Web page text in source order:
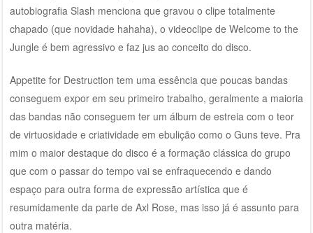
autobiografia Slash menciona que gravou o clipe totalmente
chapado (que novidade hahaha), o videoclipe de Welcome to the
Jungle é bem agressivo e faz jus ao conceito do disco.
Appetite for Destruction tem uma essência que poucas bandas
conseguem expor em seu primeiro trabalho, geralmente a maioria
das bandas não conseguem ter um álbum de estreia com o teor
de virtuosidade e criatividade em ebulição como o Guns teve. Pra
mim o maior destaque do disco é a formação clássica do grupo
que com o passar do tempo vai se enfraquecendo e dando
espaço para outra forma de expressão artística que é
resumidamente da parte de Axl Rose, mas isso já é assunto para
outra matéria.